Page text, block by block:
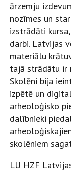
ārzemju
nozīmes un
izstrādāti
darbi. Latvijas
materiālu
tajā strādātu ir
Skolēni bija
izpētē un
arheoloģisko
dalībnieki
skolēniem
LU HZF